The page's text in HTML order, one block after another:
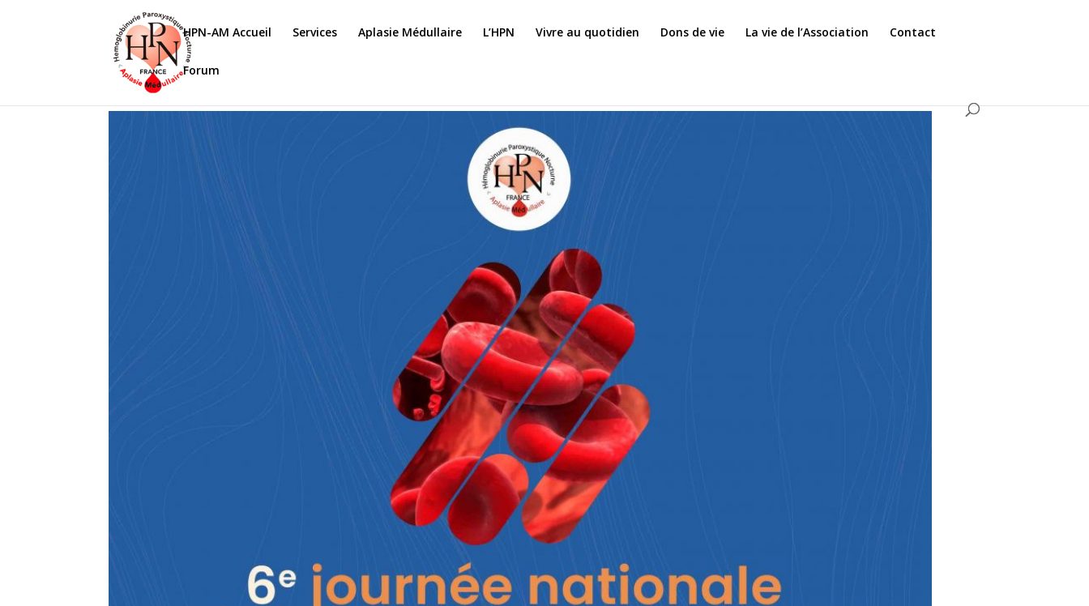
HPN-AM Accueil Services Aplasie Médullaire L’HPN Vivre au quotidien Dons de vie La vie de l’Association Contact
Forum